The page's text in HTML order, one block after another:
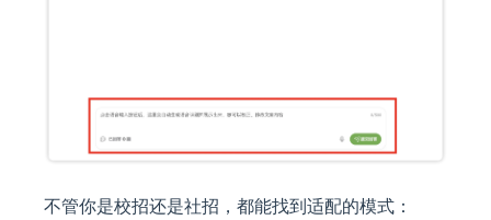
不管你是校招还是社招，都能找到适配的模式：